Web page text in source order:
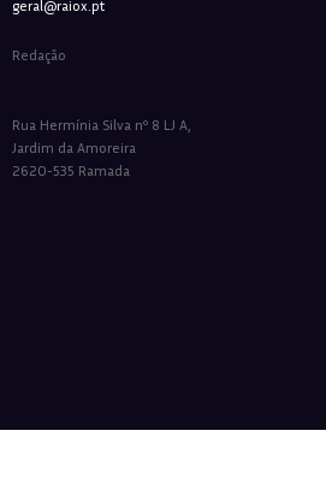
geral@raiox.pt
Redação
Rua Hermínia Silva nº 8 LJ A,
Jardim da Amoreira
2620-535 Ramada